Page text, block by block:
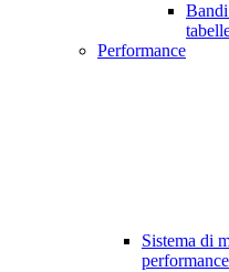
Performance
Sistema di
performance